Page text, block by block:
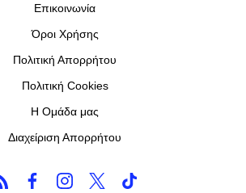
Επικοινωνία
Όροι Χρήσης
Πολιτική Απορρήτου
Πολιτική Cookies
Η Ομάδα μας
Διαχείριση Απορρήτου